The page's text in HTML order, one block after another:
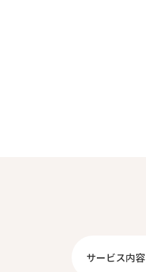
サービス内容